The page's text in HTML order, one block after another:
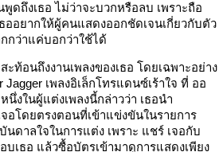
ดถึงเธอ ไม่ว่าจะบวกหรือลบ เพราะถือ
ออยากให้ผู้คนแสดงออกชัดเจนเกี่ยวกับตัว
กว่าแค่บอกว่าใช้ได้
ท้อนถึงงานเพลงของเธอ โดยเฉพาะอย่าง
Jagger เพลงอิเล็กโทรแดนซ์เร้าใจ ที่ ออ
นึ่งในผู้แต่งเพลงนี้กล่าวว่า เธอนำ
อโดยตรงตอนที่เข้าแข่งขันในรายการ
นดาลใจในการแต่ง เพราะ แชร์ เจอกับ
เธอ แล้วซื้อบัตรเข้ามาดูการแสดงเพียง